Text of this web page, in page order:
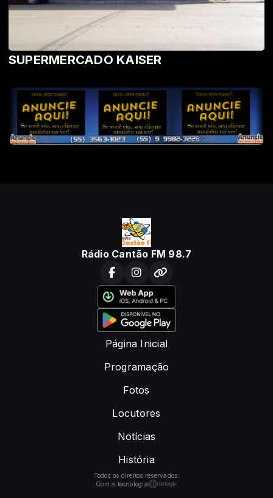
SUPERMERCADO KAISER
Rádio Cantão FM 98.7
Página Inicial
Programação
Fotos
Locutores
Notícias
História
Todos os direitos reservados.
Com a tecnologia